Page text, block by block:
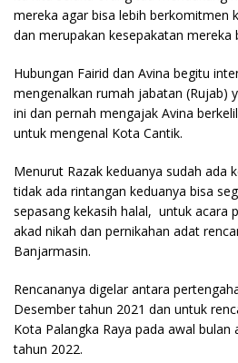
mereka agar bisa lebih berkomitmen
dan merupakan kesepakatan mereka
Hubungan Fairid dan Avina begitu
mengenalkan rumah jabatan (Rujab)
ini dan pernah mengajak Avina
untuk mengenal Kota Cantik.
Menurut Razak keduanya sudah ada
tidak ada rintangan keduanya bisa
sepasang kekasih halal, untuk acara
akad nikah dan pernikahan adat
Banjarmasin.
Rencananya digelar antara
Desember tahun 2021 dan untuk
Kota Palangka Raya pada awal bulan
tahun 2022.